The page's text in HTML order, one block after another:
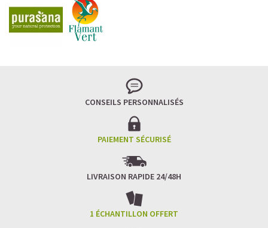
LA FRAÎCHEUR VERTE QUI APAISE L’ESPRIT
Le matcha, ce thé japonais se marie à la douceur du lait
tout en stimulant la concentration.
Un goût légèrement herbacé, addictif et plein de
Idéal pour : recharger ses batteries sans caféine,
hydrater, et retrouver focus et sérénité.
Matcha Latte Glacé Protéiné
SAWONDO RÉINVENTE LE PLAISIR DES CAFÉS GLACÉS
✅ Sans sucre raffiné
CONSEILS PERSONNALISÉS
PAIEMENT SÉCURISÉ
LIVRAISON RAPIDE 24/48H
1 ÉCHANTILLON OFFERT